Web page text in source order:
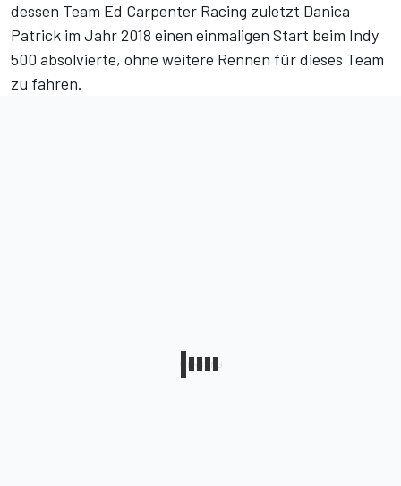
dessen Team Ed Carpenter Racing zuletzt Danica
Patrick im Jahr 2018 einen einmaligen Start beim Indy
500 absolvierte, ohne weitere Rennen für dieses Team
zu fahren.